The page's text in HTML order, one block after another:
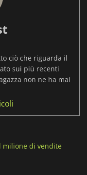
ciò che riguarda il
sui più recenti
non ne ha mai
milione di vendite